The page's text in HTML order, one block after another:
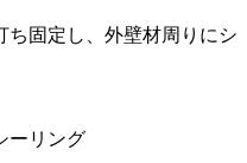
ち固定し、外壁材周りにシ
ーリング